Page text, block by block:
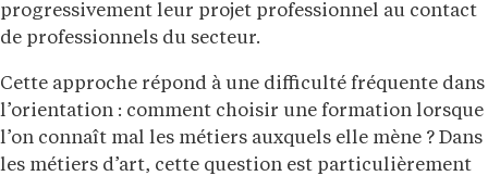
progressivement leur projet professionnel au contact
de professionnels du secteur.
Cette approche répond à une difficulté fréquente dans
l’orientation : comment choisir une formation lorsque
l’on connaît mal les métiers auxquels elle mène ? Dans
les métiers d’art, cette question est particulièrement